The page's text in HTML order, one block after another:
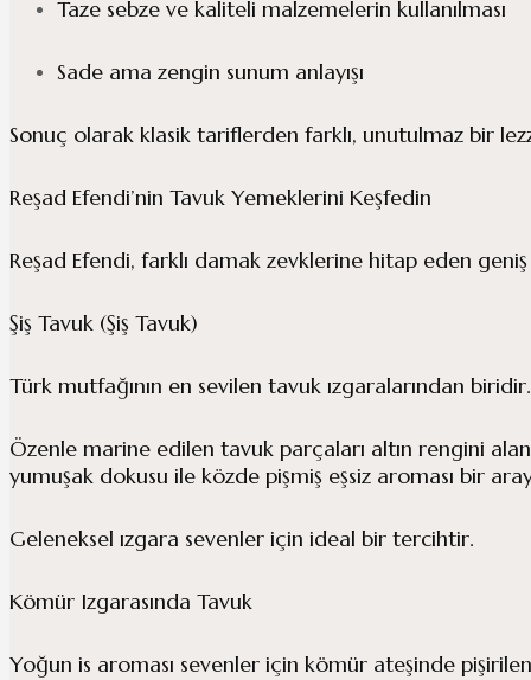
Taze sebze ve kaliteli malzemelerin kullanılması
Sade ama zengin sunum anlayışı
Sonuç olarak klasik tariflerden farklı, unutulmaz bir
Reşad Efendi’nin Tavuk Yemeklerini Keşfedin
Reşad Efendi, farklı damak zevklerine hitap eden
Şiş Tavuk (Şiş Tavuk)
Türk mutfağının en sevilen tavuk ızgaralarından biridir.
Özenle marine edilen tavuk parçaları altın rengini
yumuşak dokusu ile közde pişmiş eşsiz aroması bir
Geleneksel ızgara sevenler için ideal bir tercihtir.
Kömür Izgarasında Tavuk
Yoğun is aroması sevenler için kömür ateşinde